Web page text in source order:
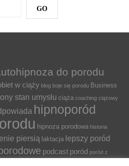
do porodu
w ciąży blog boje się porodu Business
stan umysłu ciąża coaching ciążowy
hipnoporód
hipnoza porodowa historia
piersią laktacja lepszy poród
podcast poród poród z